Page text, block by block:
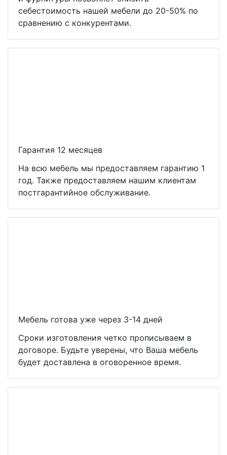
себестоимость нашей мебели до 20-50% по
сравнению с конкурентами.
Гарантия 12 месяцев
На всю мебель мы предоставляем гарантию 1
год. Также предоставляем нашим клиентам
постгарантийное обслуживание.
Мебель готова уже через 3-14 дней
Сроки изготовления четко прописываем в
договоре. Будьте уверены, что Ваша мебель
будет доставлена в оговоренное время.